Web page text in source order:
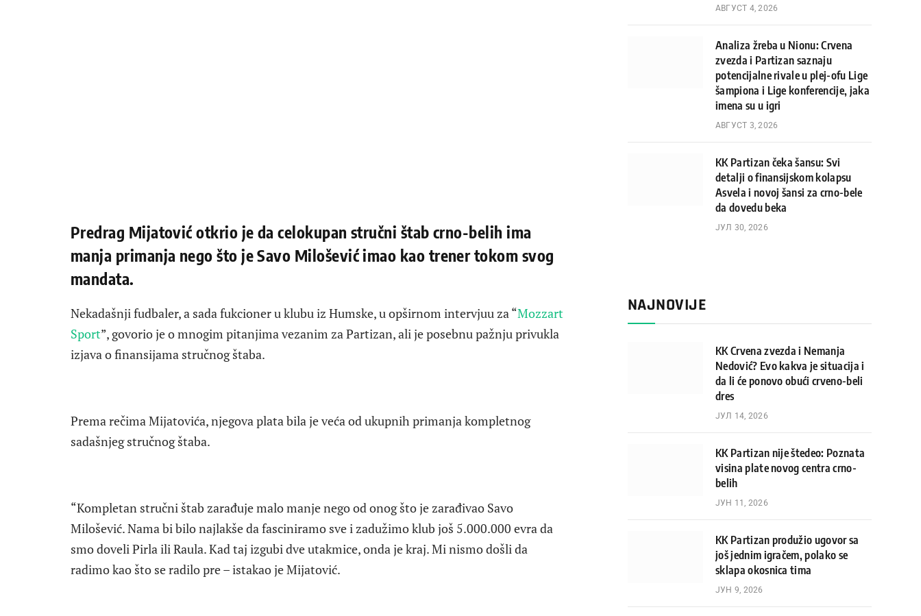
Predrag Mijatović otkrio je da celokupan stručni štab crno-belih ima
manja primanja nego što je Savo Milošević imao kao trener tokom svog
mandata.
Nekadašnji fudbaler, a sada fukcioner u klubu iz Humske, u opširnom intervjuu za “Mozzart
Sport”, govorio je o mnogim pitanjima vezanim za Partizan, ali je posebnu pažnju privukla
izjava o finansijama stručnog štaba.
Prema rečima Mijatovića, njegova plata bila je veća od ukupnih primanja kompletnog
sadašnjeg stručnog štaba.
“Kompletan stručni štab zarađuje malo manje nego od onog što je zarađivao Savo
Milošević. Nama bi bilo najlakše da fasciniramo sve i zadužimo klub još 5.000.000 evra da
smo doveli Pirla ili Raula. Kad taj izgubi dve utakmice, onda je kraj. Mi nismo došli da
radimo kao što se radilo pre – istakao je Mijatović.
АВГУСТ 4, 2026
Analiza žreba u Nionu: Crvena
zvezda i Partizan saznaju
potencijalne rivale u plej-ofu Lige
šampiona i Lige konferencije, jaka
imena su u igri
АВГУСТ 3, 2026
KK Partizan čeka šansu: Svi
detalji o finansijskom kolapsu
Asvela i novoj šansi za crno-bele
da dovedu beka
ЈУЛ 30, 2026
NAJNOVIJE
KK Crvena zvezda i Nemanja
Nedović? Evo kakva je situacija i
da li će ponovo obući crveno-beli
dres
ЈУЛ 14, 2026
KK Partizan nije štedeo: Poznata
visina plate novog centra crno-
belih
ЈУН 11, 2026
KK Partizan produžio ugovor sa
još jednim igračem, polako se
sklapa okosnica tima
ЈУН 9, 2026